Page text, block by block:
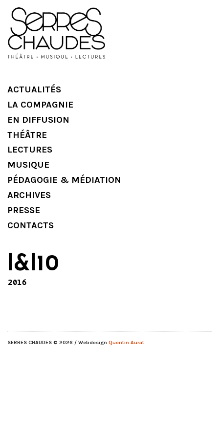
ACTUALITÉS
LA COMPAGNIE
EN DIFFUSION
THÉÂTRE
LECTURES
MUSIQUE
PÉDAGOGIE & MÉDIATION
ARCHIVES
PRESSE
CONTACTS
l&l10
2016
SERRES CHAUDES © 2026 / Webdesign Quentin Aurat